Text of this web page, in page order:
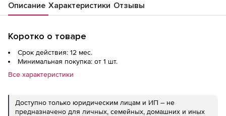
Описание Характеристики Отзывы
Коротко о товаре
Срок действия: 12 мес.
Минимальная покупка: от 1 шт.
Все характеристики
Доступно только юридическим лицам и ИП – не
предназначено для личных, семейных, домашних и иных